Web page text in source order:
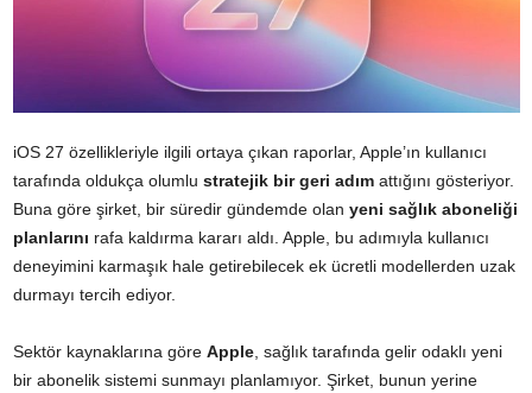
iOS 27 özellikleriyle ilgili ortaya çıkan raporlar, Apple’ın kullanıcı
tarafında oldukça olumlu stratejik bir geri adım attığını gösteriyor.
Buna göre şirket, bir süredir gündemde olan yeni sağlık aboneliği
planlarını rafa kaldırma kararı aldı. Apple, bu adımıyla kullanıcı
deneyimini karmaşık hale getirebilecek ek ücretli modellerden uzak
durmayı tercih ediyor.
Sektör kaynaklarına göre Apple , sağlık tarafında gelir odaklı yeni
bir abonelik sistemi sunmayı planlamıyor. Şirket, bunun yerine